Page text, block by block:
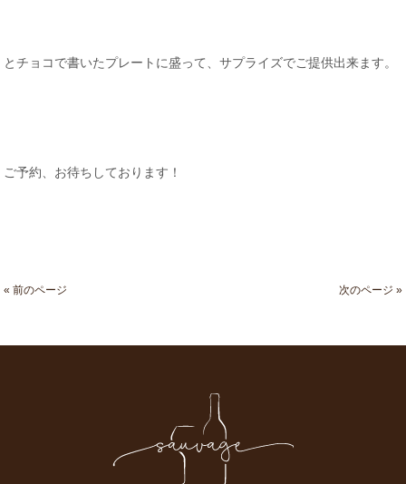
とチョコで書いたプレートに盛って、サプライズでご提供出来ます。
ご予約、お待ちしております！
« 前のページ 次のページ »